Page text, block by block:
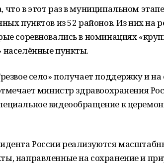
в этот раз в муниципальном
пунктов из 52 районов. Из них на
соревновались в номинациях
населённые пункты.
село» получает поддержку и
министр здравоохранения
видеообращение к
России реализуются
направленные на сохранение и